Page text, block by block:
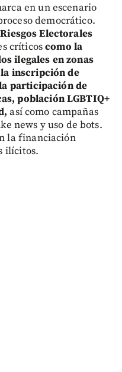
en un escenario
democrático.
Electorales
críticoscomo la
ilegales en zonas
inscripción de
participación de
población LGBTIQ+
así como campañas
news y uso de bots.
la financiación
ilícitos.